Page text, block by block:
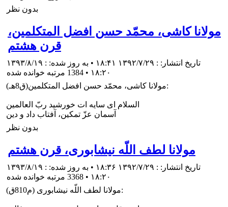
بدون نظر
مولانا كاشى، محمّد حسن افضل المتكلمين،
قرن هشتم
تاریخ انتشار: : ۱۳۹۲/۷/۲۹ ۱۸:۴۱ • به روز شده: : ۱۳۹۳/۸/۱۹
۱۸:۲۰ • 1384 مرتبه خوانده شده
مولانا كاشى، محمّد حسن افضل المتكلمين(ق8هـ):
السلام اى سايه ات خورشيد ربّ العالمين
آسمان عزّ تمكين، آفتاب داد و دين
بدون نظر
مولانا لطف اللّه نيشابورى، قرن هشتم
تاریخ انتشار: : ۱۳۹۲/۷/۲۹ ۱۸:۳۶ • به روز شده: : ۱۳۹۳/۸/۱۹
۱۸:۲۰ • 3368 مرتبه خوانده شده
مولانا لطف اللّه نيشابورى (م810ق):